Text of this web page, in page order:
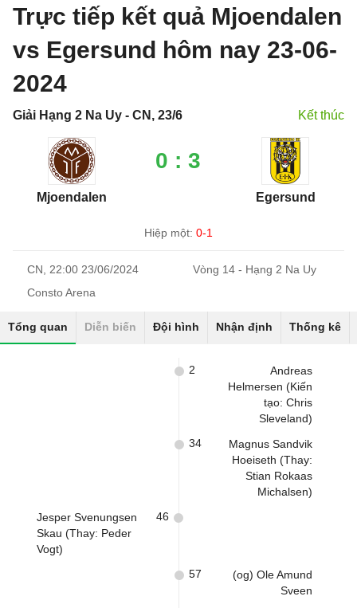
Trực tiếp kết quả Mjoendalen
vs Egersund hôm nay 23-06-
2024
Giải Hạng 2 Na Uy - CN, 23/6 Kết thúc
Mjoendalen
0 : 3
Egersund
Hiệp một: 0-1
CN, 22:00 23/06/2024
Vòng 14 - Hạng 2 Na Uy
Consto Arena
Tổng quan Diễn biến Đội hình Nhận định Thống kê
Andreas
Helmersen (Kiến
tạo: Chris
Sleveland)
2
Magnus Sandvik
Hoeiseth (Thay:
Stian Rokaas
Michalsen)
34
Jesper Svenungsen
Skau (Thay: Peder
Vogt)
46
(og) Ole Amund
Sveen
57